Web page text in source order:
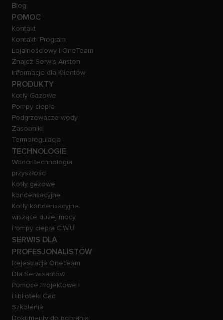
Blog
POMOC
Kontakt
Kontakt- Program
Lojalnościowy | OneTeam
Znajdź Serwis Ariston
Informacje dla Klientów
PRODUKTY
Kotły Gazowe
Pompy ciepła
Podgrzewacze wody
Zasobniki
Termoregulacja
TECHNOLOGIE
Wodór technologia
przyszłości
Kotły gazowe
kondensacyjne
Kotły kondensacyjne
wiszące dużej mocy
Pompy ciepła C.W.U.
SERWIS DLA
PROFESJONALISTÓW
Rejestracja OneTeam
Dla Serwisantów
Pomoce Projektowe i
Biblioteki Cad
Szkolenia
Dokumenty do pobrania